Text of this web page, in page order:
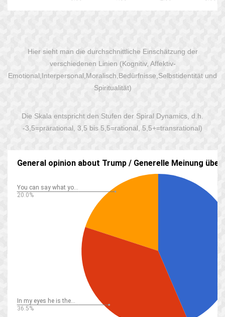
Hier sieht man die durchschnittliche Einschätzung der
verschiedenen Linien (Kognitiv, Affektiv-
Emotional,Interpersonal,Moralisch,Bedürfnisse,Selbstidentität und
Spiritualität)
Die Skala entspricht den Stufen der Spiral Dynamics, d.h.
-3,5=prärational, 3,5 bis 5,5=rational, 5,5+=transrational)